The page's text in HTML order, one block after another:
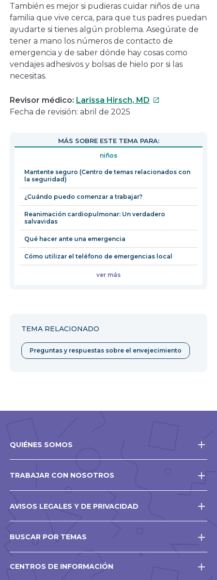
También es mejor si pudieras cuidar niños de una
familia que vive cerca, para que tus padres puedan
ayudarte si tienes algún problema. Asegúrate de
tener a mano los números de contacto de
emergencia y de saber dónde hay cosas como
vendajes adhesivos y bolsas de hielo por si las
necesitas.
Revisor médico: Larissa Hirsch, MD Este
en
nueva
Fecha de revisión: abril de 2025
MÁS SOBRE ESTE TEMA PARA:
niños
Mantente seguro (Centro de temas relacionados con
la seguridad)
¿Cuándo puedo comenzar a trabajar?
Reanimación cardiopulmonar: Un verdadero
salvavidas
Qué hacer ante una emergencia
Cómo utilizar el teléfono de emergencias local
ver más
TEMA RELACIONADO
Preguntas y respuestas sobre el envejecimiento
QUIÉNES SOMOS
TRABAJAR CON NOSOTROS
AVISOS LEGALES Y DE PRIVACIDAD
BUSCAR POR TEMAS
CENTROS DE INFORMACIÓN